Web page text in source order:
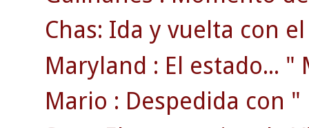
Chas: Ida y vuelta con
Maryland : El estado... "
Mario : Despedida con